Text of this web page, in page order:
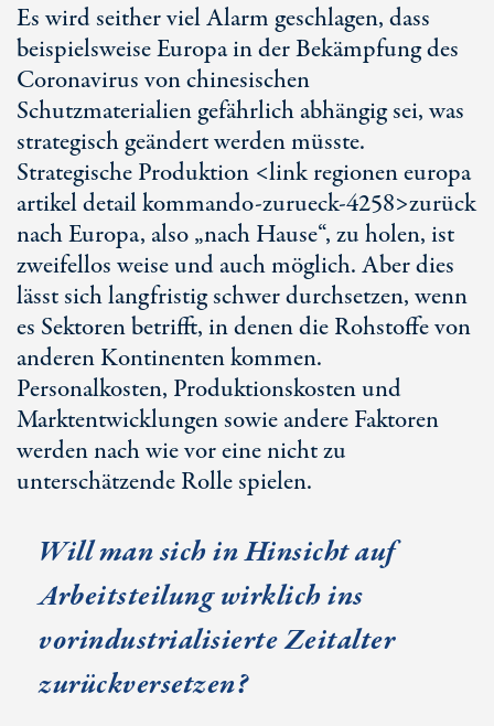
Es wird seither viel Alarm geschlagen, dass
beispielsweise Europa in der Bekämpfung des
Coronavirus von chinesischen
Schutzmaterialien gefährlich abhängig sei, was
strategisch geändert werden müsste.
Strategische Produktion <link regionen europa
artikel detail kommando-zurueck-4258>zurück
nach Europa, also „nach Hause“, zu holen, ist
zweifellos weise und auch möglich. Aber dies
lässt sich langfristig schwer durchsetzen, wenn
es Sektoren betrifft, in denen die Rohstoffe von
anderen Kontinenten kommen.
Personalkosten, Produktionskosten und
Marktentwicklungen sowie andere Faktoren
werden nach wie vor eine nicht zu
unterschätzende Rolle spielen.
Will man sich in Hinsicht auf
Arbeitsteilung wirklich ins
vorindustrialisierte Zeitalter
zurückversetzen?